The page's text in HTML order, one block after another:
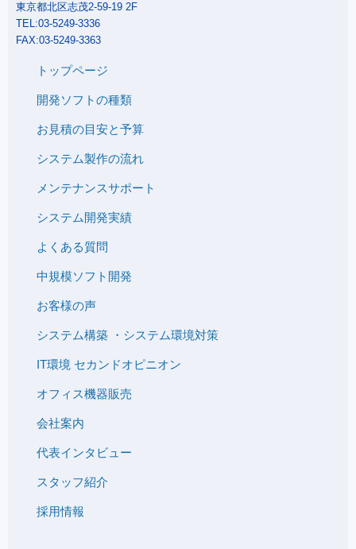
東京都北区志茂2-59-19 2F
TEL:03-5249-3336
FAX:03-5249-3363
トップページ
開発ソフトの種類
お見積の目安と予算
システム製作の流れ
メンテナンスサポート
システム開発実績
よくある質問
中規模ソフト開発
お客様の声
システム構築 ・システム環境対策
IT環境 セカンドオピニオン
オフィス機器販売
会社案内
代表インタビュー
スタッフ紹介
採用情報